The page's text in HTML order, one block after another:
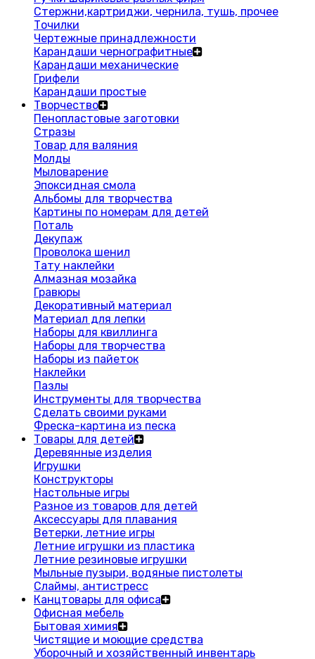
Стержни,картриджи, чернила, тушь, прочее
Точилки
Чертежные принадлежности
Карандаши чернографитные
Карандаши механические
Грифели
Карандаши простые
Творчество
Пенопластовые заготовки
Стразы
Товар для валяния
Молды
Мыловарение
Эпоксидная смола
Альбомы для творчества
Картины по номерам для детей
Поталь
Декупаж
Проволока шенил
Тату наклейки
Алмазная мозайка
Гравюры
Декоративный материал
Материал для лепки
Наборы для квиллинга
Наборы для творчества
Наборы из пайеток
Наклейки
Пазлы
Инструменты для творчества
Сделать своими руками
Фреска-картина из песка
Товары для детей
Деревянные изделия
Игрушки
Конструкторы
Настольные игры
Разное из товаров для детей
Аксессуары для плавания
Ветерки, летние игры
Летние игрушки из пластика
Летние резиновые игрушки
Мыльные пузыри, водяные пистолеты
Слаймы, антистресс
Канцтовары для офиса
Офисная мебель
Бытовая химия
Чистящие и моющие средства
Уборочный и хозяйственный инвентарь